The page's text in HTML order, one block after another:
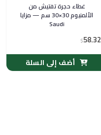
غطاء حجرة تفتيش من
الألمنيوم 30×30 سم — مزايا
Saudi
$58.32
أضف إلى السلة